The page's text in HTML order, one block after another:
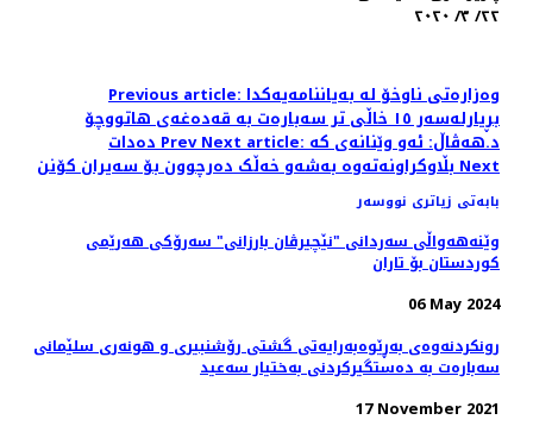
٢٢/ ٣/ ٢٠٢٠
Previous article: وەزارەتی ناوخۆ لە بەیاننامەیەکدا
بڕیارلەسەر ١٥ خاڵی تر سەبارەت بە قەدەغەی هاتووچۆ
دەداتPrevNext article: د.هەڤاڵ: ئەو وێنانەی کە
بڵاوکراونەتەوە بەشەو خەڵک دەرچوون بۆ سەیران کۆننNext
بابەتی زیاتری نووسەر
وێنه‌هه‌واڵی سه‌ردانی "نێچیرڤان بارزانی" سەرۆکی هەرێمی
کوردستان بۆ تاران
06 May 2024
رونکردنەوەی بەڕێوەبەرایەتی گشتی رۆشنبیری و هونەری سلێمانی
سەبارەت بە دەستگیرکردنی بەختیار سەعید
17 November 2021